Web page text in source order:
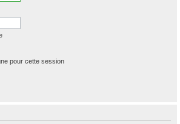
pour cette session